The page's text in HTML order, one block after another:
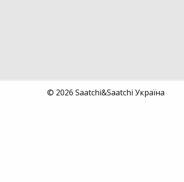
© 2026 Saatchi&Saatchi Україна